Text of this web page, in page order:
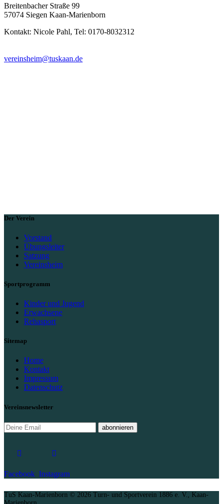
Breitenbacher Straße 99
57074 Siegen Kaan-Marienborn
Kontakt: Nicole Pahl, Tel: 0170-8032312
vereinsheim@tuskaan.de
Der Verein
Vorstand
Übungsleiter
Satzung
Vereinsheim
Sportprogramm
Kinder und Jugend
Erwachsene
Rehasport
Sitemap
Home
Kontakt
Impressum
Datenschutz
Vereinsnewsletter
abonnieren
Facebook Instagram
TuS Kaan-Marienborn © 2026 Turn- und Sportverein 1886 e. V., Kaan-